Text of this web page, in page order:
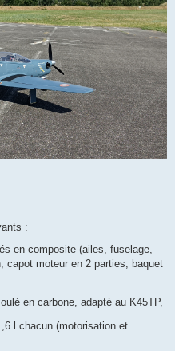
:
en composite (ailes, fuselage,
capot moteur en 2 parties, baquet
en carbone, adapté au K45TP,
l chacun (motorisation et